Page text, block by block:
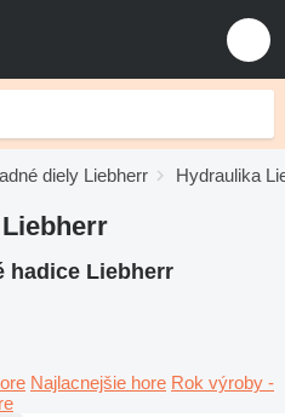
diely Liebherr Hydraulika
hadice Liebherr
Najlacnejšie hore Rok výroby -